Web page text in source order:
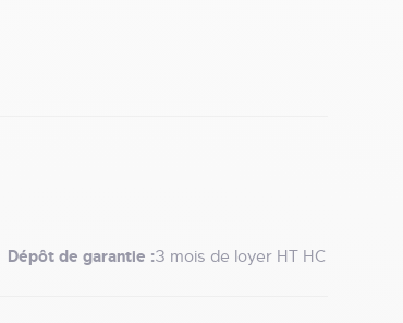
Dépôt de garantie :3 mois de loyer HT HC